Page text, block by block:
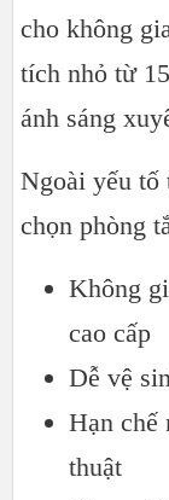
cho không
tích nhỏ từ
ánh sáng
Ngoài yếu tố
chọn phòng
Không
cao cấp
Dễ vệ
Hạn chế
thuật